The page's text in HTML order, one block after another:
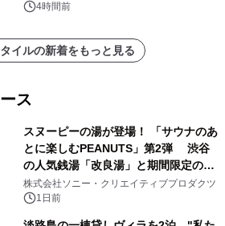
苑 別邸ふうか」ー
4時間前
イルの新着をもっと見る
ス
スヌーピーの湯が登場！ 「サウナのあ
とに楽しむPEANUTS」第2弾 渋谷
の人気銭湯「改良湯」と期間限定のコ
ラボレーション サウナイキタイコラ
ボグッズも発売決定！
株式会社ソニー・クリエイティブプロダクツ
1日前